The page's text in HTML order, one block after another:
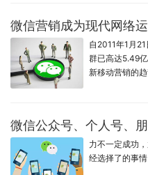
自2011年1月
群已高达5.49
新移动营销的
微信公众号、个人号、
力不一定成功
经选择了的事情